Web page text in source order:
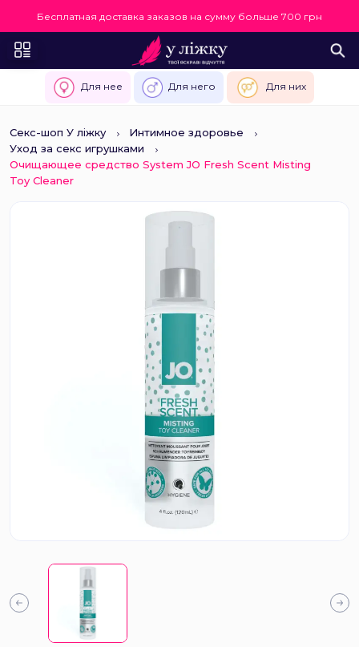
Бесплатная доставка заказов на сумму больше 700 грн
Для нее Для него Для них
Секс-шоп У ліжку
Интимное здоровье
Уход за секс игрушками
Очищающее средство System JO Fresh Scent Misting
Toy Cleaner